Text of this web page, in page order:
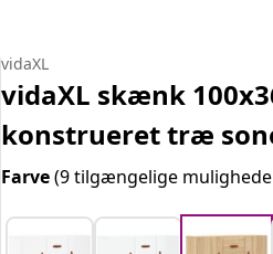
vidaXL
vidaXL skænk
konstrueret træ
Farve(9 tilgængelige